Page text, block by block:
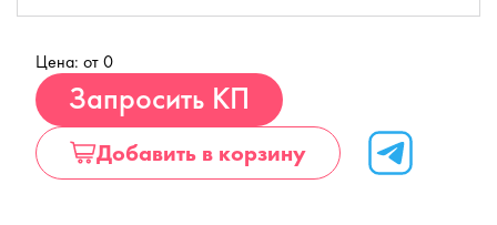
Цена: от 0
Запросить КП
Добавить в корзину